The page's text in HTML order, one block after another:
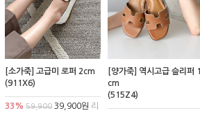
[소가죽] 고급미 로퍼 2cm
(911X6)
33% 59,900 39,900원 리
[양가죽] 역시고급 슬리퍼 1
cm
(515Z4)